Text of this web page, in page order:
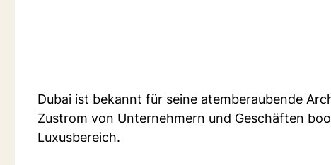
Dubai ist bekannt für seine atemberaubende
Zustrom von Unternehmern und Geschäften
Luxusbereich.